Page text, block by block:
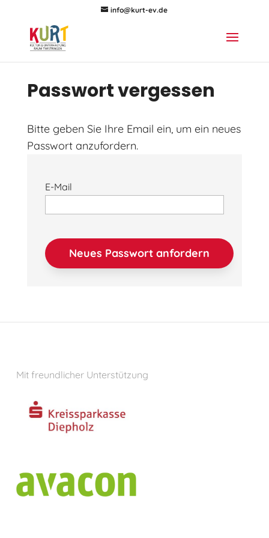
info@kurt-ev.de
Passwort vergessen
Bitte geben Sie Ihre Email ein, um ein neues
Passwort anzufordern.
E-Mail
Mit freundlicher Unterstützung